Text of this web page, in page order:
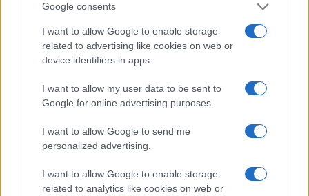
Google consents
I want to allow Google to enable storage
related to advertising like cookies on web or
device identifiers in apps.
I want to allow my user data to be sent to
Google for online advertising purposes.
I want to allow Google to send me
personalized advertising.
I want to allow Google to enable storage
related to analytics like cookies on web or